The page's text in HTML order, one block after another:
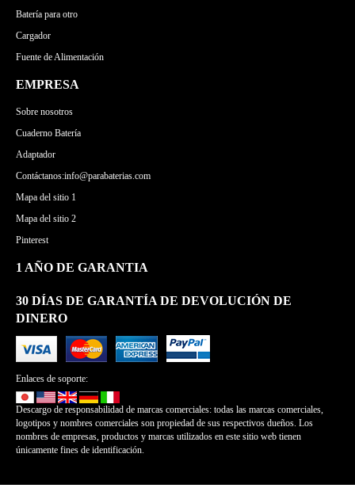
Batería para otro
Cargador
Fuente de Alimentación
EMPRESA
Sobre nosotros
Cuaderno Batería
Adaptador
Contáctanos:info@parabaterias.com
Mapa del sitio 1
Mapa del sitio 2
Pinterest
1 AÑO DE GARANTIA
30 DÍAS DE GARANTÍA DE DEVOLUCIÓN DE
DINERO
Enlaces de soporte:
Descargo de responsabilidad de marcas comerciales: todas las marcas comerciales,
logotipos y nombres comerciales son propiedad de sus respectivos dueños. Los
nombres de empresas, productos y marcas utilizados en este sitio web tienen
únicamente fines de identificación.